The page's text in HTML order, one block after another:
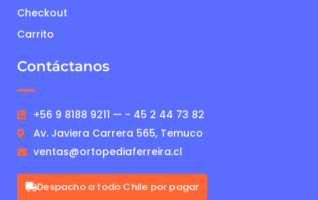
Checkout
Carrito
Contáctanos
+56 9 8188 9211 — - 45 2 44 73 82
Av. Javiera Carrera 565, Temuco
ventas@ortopediaferreira.cl
Despacho a todo Chile por pagar